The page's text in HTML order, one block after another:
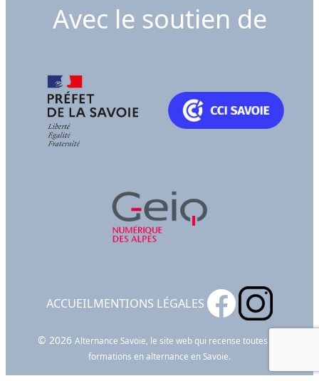
Avec le soutien de
ACCUEILMENTIONS LÉGALES
© 2026 Alternance Savoie, le site web qui recense toutes les
formations en alternance en Savoie.